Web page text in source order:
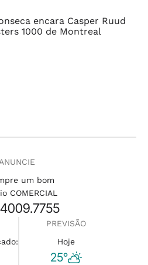
encara Casper Ruud
1000 de Montreal
ANUNCIE
um bom
COMERCIAL
PREVISÃO
Hoje
25°